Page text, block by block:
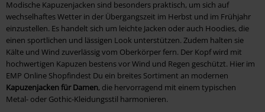
Modische Kapuzenjacken sind besonders praktisch, um sich auf
wechselhaftes Wetter in der Übergangszeit im Herbst und im Frühjahr
einzustellen. Es handelt sich um leichte Jacken oder auch Hoodies, die
einen sportlichen und lässigen Look unterstützen. Zudem halten sie
Kälte und Wind zuverlässig vom Oberkörper fern. Der Kopf wird mit
hochwertigen Kapuzen bestens vor Wind und Regen geschützt. Hier im
EMP Online Shopfindest Du ein breites Sortiment an modernen
Kapuzenjacken für Damen, die hervorragend mit einem typischen
Metal- oder Gothic-Kleidungsstil harmonieren.